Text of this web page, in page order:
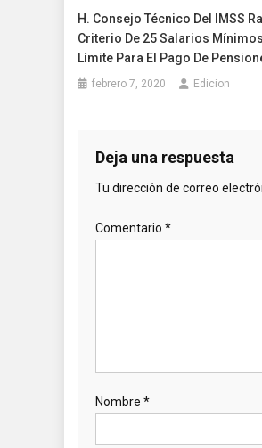
H. Consejo Técnico Del IMSS
Criterio De 25 Salarios
Límite Para El Pago De
febrero 7, 2020 Edicion
Deja una respuesta
Tu dirección de correo
Comentario *
Nombre *